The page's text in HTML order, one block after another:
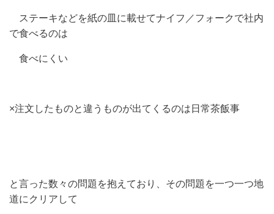
ステーキなどを紙の皿に載せてナイフ／フォークで社内
で食べるのは
食べにくい
×注文したものと違うものが出てくるのは日常茶飯事
と言った数々の問題を抱えており、その問題を一つ一つ地
道にクリアして